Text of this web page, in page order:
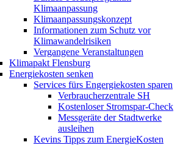
Klimaanpassung
Klimaanpassungskonzept
Informationen zum Schutz vor
Klimawandelrisiken
Vergangene Veranstaltungen
Klimapakt Flensburg
Energiekosten senken
Services fürs Engergiekosten sparen
Verbraucherzentrale SH
Kostenloser Stromspar-Check
Messgeräte der Stadtwerke
ausleihen
Kevins Tipps zum EnergieKosten